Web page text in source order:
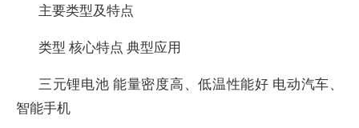
主要类型及特点
类型 核心特点 典型应用
三元锂电池 能量密度高、低温性能好 电动汽车、
智能手机